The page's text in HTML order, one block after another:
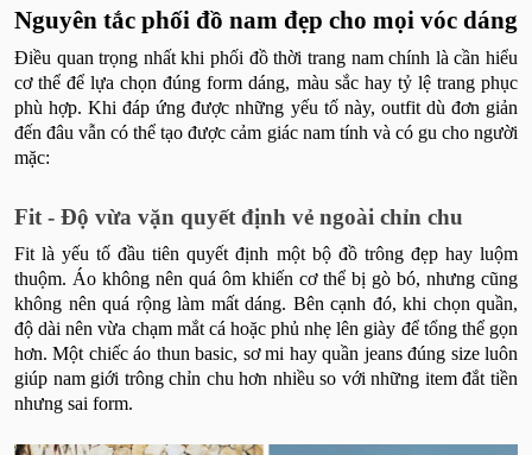
Nguyên tắc phối đồ nam đẹp cho mọi vóc dáng
Điều quan trọng nhất khi phối đồ thời trang nam chính là cần hiểu
cơ thể để lựa chọn đúng form dáng, màu sắc hay tỷ lệ trang phục
phù hợp. Khi đáp ứng được những yếu tố này, outfit dù đơn giản
đến đâu vẫn có thể tạo được cảm giác nam tính và có gu cho người
mặc:
Fit - Độ vừa vặn quyết định vẻ ngoài chỉn chu
Fit là yếu tố đầu tiên quyết định một bộ đồ trông đẹp hay luộm
thuộm. Áo không nên quá ôm khiến cơ thể bị gò bó, nhưng cũng
không nên quá rộng làm mất dáng. Bên cạnh đó, khi chọn quần,
độ dài nên vừa chạm mắt cá hoặc phủ nhẹ lên giày để tổng thể gọn
hơn. Một chiếc áo thun basic, sơ mi hay quần jeans đúng size luôn
giúp nam giới trông chỉn chu hơn nhiều so với những item đắt tiền
nhưng sai form.